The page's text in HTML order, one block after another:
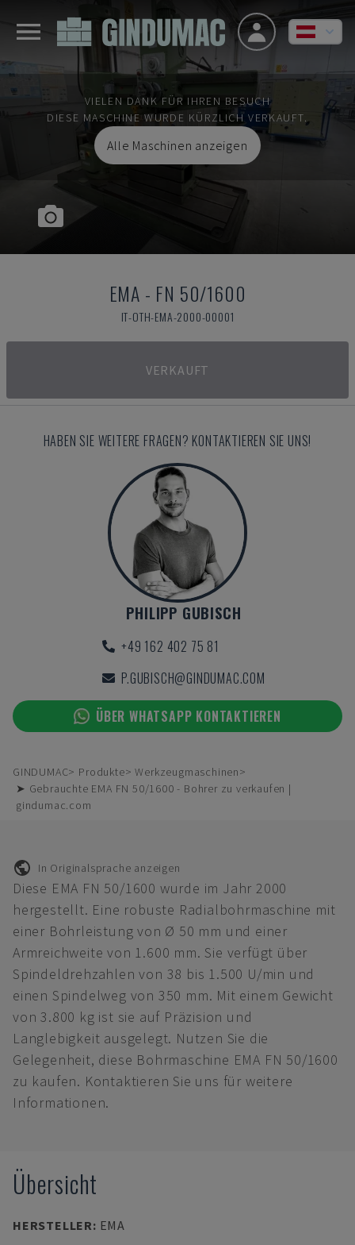
VIELEN DANK FÜR IHREN BESUCH
DIESE MASCHINE WURDE KÜRZLICH VERKAUFT.
Alle Maschinen anzeigen
EMA - FN 50/1600
IT-OTH-EMA-2000-00001
VERKAUFT
HABEN SIE WEITERE FRAGEN? KONTAKTIEREN SIE UNS!
PHILIPP GUBISCH
+49 162 402 75 81
P.GUBISCH@GINDUMAC.COM
ÜBER WHATSAPP KONTAKTIEREN
GINDUMAC Produkte
Werkzeugmaschinen
➤ Gebrauchte EMA FN 50/1600 - Bohrer zu verkaufen |
gindumac.com
In Originalsprache anzeigen
Diese EMA FN 50/1600 wurde im Jahr 2000
hergestellt. Eine robuste Radialbohrmaschine mit
einer Bohrleistung von Ø 50 mm und einer
Armreichweite von 1.600 mm. Sie verfügt über
Spindeldrehzahlen von 38 bis 1.500 U/min und
einen Spindelweg von 350 mm. Mit einem Gewicht
von 3.800 kg ist sie auf Präzision und
Langlebigkeit ausgelegt. Nutzen Sie die
Gelegenheit, diese Bohrmaschine EMA FN 50/1600
zu kaufen. Kontaktieren Sie uns für weitere
Informationen.
Übersicht
HERSTELLER: EMA